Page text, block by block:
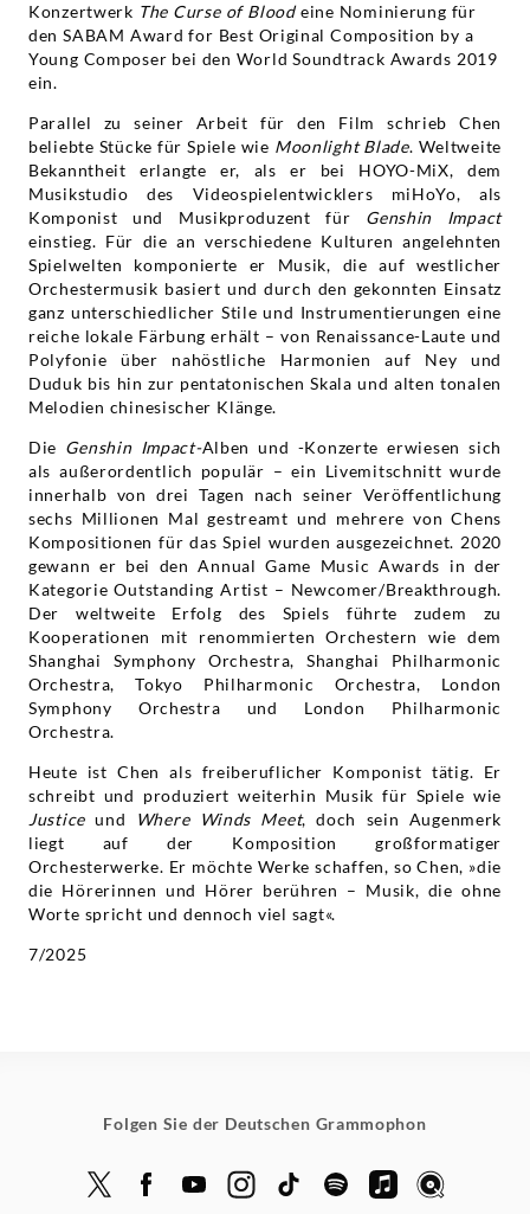
Konzertwerk The Curse of Bloodeine Nominierung für
den SABAM Award for Best Original Composition by a
Young Composer bei den World Soundtrack Awards 2019
ein.
Parallel zu seiner Arbeit für den Film schrieb Chen
beliebte Stücke für Spiele wie Moonlight Blade. Weltweite
Bekanntheit erlangte er, als er bei HOYO-MiX, dem
Musikstudio des Videospielentwicklers miHoYo, als
Komponist und Musikproduzent für Genshin Impact
einstieg. Für die an verschiedene Kulturen angelehnten
Spielwelten komponierte er Musik, die auf westlicher
Orchestermusik basiert und durch den gekonnten Einsatz
ganz unterschiedlicher Stile und Instrumentierungen eine
reiche lokale Färbung erhält – von Renaissance-Laute und
Polyfonie über nahöstliche Harmonien auf Ney und
Duduk bis hin zur pentatonischen Skala und alten tonalen
Melodien chinesischer Klänge.
Die Genshin Impact-Alben und -Konzerte erwiesen sich
als außerordentlich populär – ein Livemitschnitt wurde
innerhalb von drei Tagen nach seiner Veröffentlichung
sechs Millionen Mal gestreamt und mehrere von Chens
Kompositionen für das Spiel wurden ausgezeichnet. 2020
gewann er bei den Annual Game Music Awards in der
Kategorie Outstanding Artist – Newcomer/Breakthrough.
Der weltweite Erfolg des Spiels führte zudem zu
Kooperationen mit renommierten Orchestern wie dem
Shanghai Symphony Orchestra, Shanghai Philharmonic
Orchestra, Tokyo Philharmonic Orchestra, London
Symphony Orchestra und London Philharmonic
Orchestra.
Heute ist Chen als freiberuflicher Komponist tätig. Er
schreibt und produziert weiterhin Musik für Spiele wie
Justiceund Where Winds Meet, doch sein Augenmerk
liegt auf der Komposition großformatiger
Orchesterwerke. Er möchte Werke schaffen, so Chen, »die
die Hörerinnen und Hörer berühren – Musik, die ohne
Worte spricht und dennoch viel sagt«.
7/2025
Folgen Sie der Deutschen Grammophon